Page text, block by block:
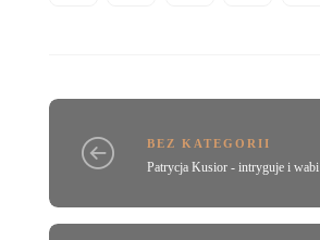
BEZ KATEGORII
Patrycja Kusior - intryguje i wabi